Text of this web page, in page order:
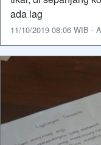
ada lag
11/10/2019 08:06 WIB -